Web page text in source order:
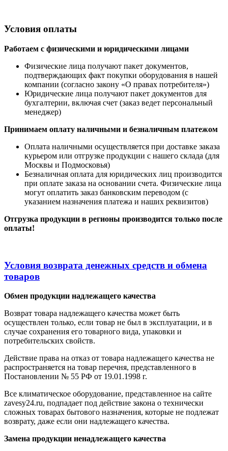
Условия оплаты
Работаем с физическими и юридическими лицами
Физические лица получают пакет документов,
подтверждающих факт покупки оборудования в нашей
компании (согласно закону «О правах потребителя»)
Юридические лица получают пакет документов для
бухгалтерии, включая счет (заказ ведет персональный
менеджер)
Принимаем оплату наличными и безналичным платежом
Оплата наличными осуществляется при доставке заказа
курьером или отгрузке продукции с нашего склада (для
Москвы и Подмосковья)
Безналичная оплата для юридических лиц производится
при оплате заказа на основании счета. Физические лица
могут оплатить заказ банковским переводом (с
указанием назначения платежа и наших реквизитов)
Отгрузка продукции в регионы производится только после
оплаты!
Условия возврата денежных средств и обмена
товаров
Обмен продукции надлежащего качества
Возврат товара надлежащего качества может быть
осуществлен только, если товар не был в эксплуатации, и в
случае сохранения его товарного вида, упаковки и
потребительских свойств.
Действие права на отказ от товара надлежащего качества не
распространяется на товар перечня, представленного в
Постановлении № 55 РФ от 19.01.1998 г.
Все климатическое оборудование, представленное на сайте
zavesy24.ru, подпадает под действие закона о технически
сложных товарах бытового назначения, которые не подлежат
возврату, даже если они надлежащего качества.
Замена продукции ненадлежащего качества